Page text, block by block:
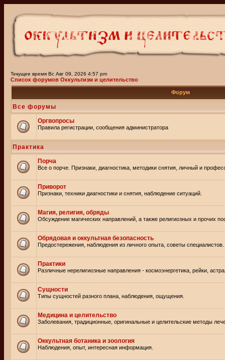
Текущее время Вс Авг 09, 2026 4:57 pm
Список форумов Оккультизм и целительство
Форум
Все форумы
Оргвопросы
Правила регистрации, сообщения администратора
Практика
Порча
Все о порче. Признаки, диагностика, методики снятия, личный и
Приворот
Признаки, техники диагностики и снятия, наблюдение ситуаций.
Магия, религия, обряды
Обсуждение магических направлений, а также религиозных и прочих
Обрядовая и оккультная безопасность
Предостережения, наблюдения из личного опыта, советы специалистов.
Практики
Различные нерелигиозные направления - космоэнергетика, рейки,
Сущности
Типы сущностей разного плана, наблюдения, ощущения.
Медицина и целительство
Заболевания, традиционные, оригинальные и целительские методы
Оккультная ботаника и зоология
Наблюдения, опыт, интересная информация.